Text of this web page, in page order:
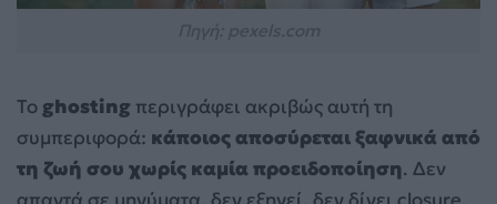
Το ghosting περιγράφει ακριβώς αυτή τη
συμπεριφορά: κάποιος αποσύρεται ξαφνικά από
τη ζωή σου χωρίς καμία προειδοποίηση. Δεν